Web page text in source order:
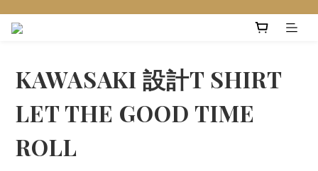
KAWASAKI 設計T SHIRT
LET THE GOOD TIME
ROLL